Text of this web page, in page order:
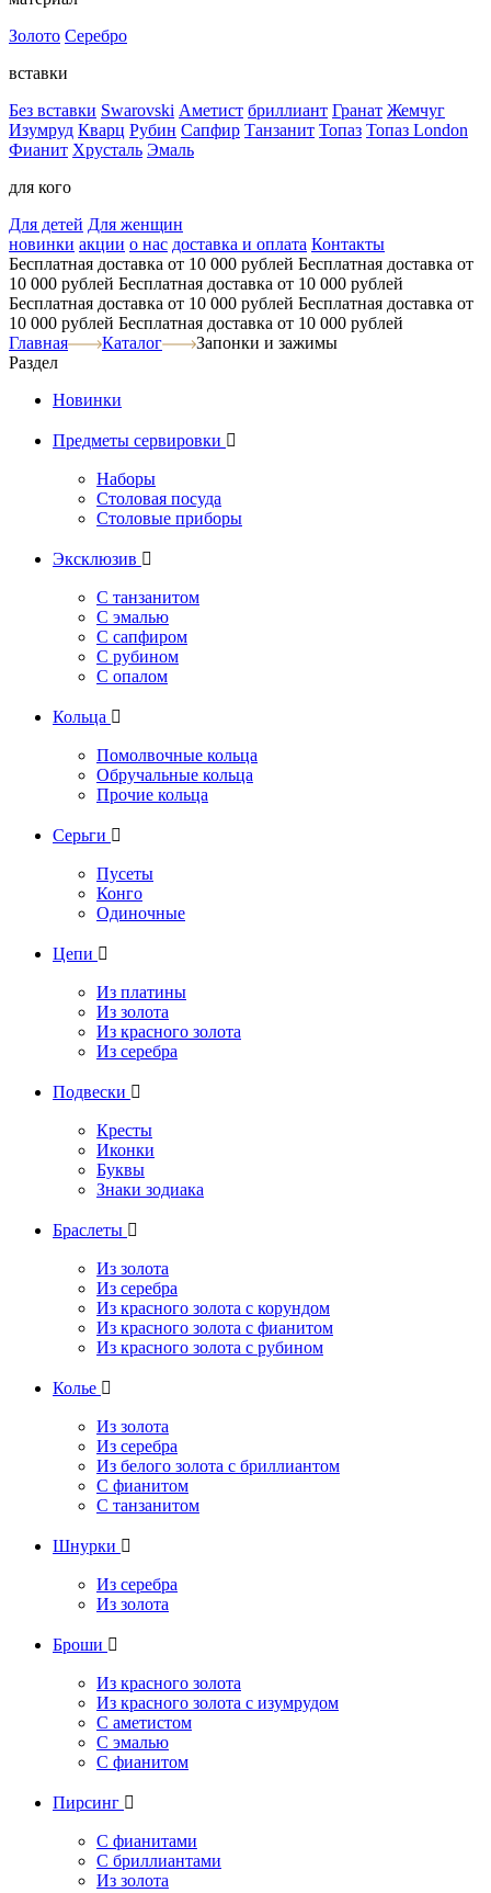
Золото Серебро
вставки
Без вставки Swarovski Аметист бриллиант Гранат Жемчуг
Изумруд Кварц Рубин Сапфир Танзанит Топаз Топаз London
Фианит Хрусталь Эмаль
для кого
Для детей Для женщин
новинки акции о нас доставка и оплата Контакты
Бесплатная доставка от 10 000 рублей Бесплатная доставка от
10 000 рублей Бесплатная доставка от 10 000 рублей
Бесплатная доставка от 10 000 рублей Бесплатная доставка от
10 000 рублей Бесплатная доставка от 10 000 рублей
Главная
Каталог
Запонки и зажимы
Раздел
Новинки
Предметы сервировки 
Наборы
Столовая посуда
Столовые приборы
Эксклюзив 
С танзанитом
С эмалью
С сапфиром
С рубином
С опалом
Кольца 
Помолвочные кольца
Обручальные кольца
Прочие кольца
Серьги 
Пусеты
Конго
Одиночные
Цепи 
Из платины
Из золота
Из красного золота
Из серебра
Подвески 
Кресты
Иконки
Буквы
Знаки зодиака
Браслеты 
Из золота
Из серебра
Из красного золота с корундом
Из красного золота с фианитом
Из красного золота с рубином
Колье 
Из золота
Из серебра
Из белого золота с бриллиантом
С фианитом
С танзанитом
Шнурки 
Из серебра
Из золота
Броши 
Из красного золота
Из красного золота с изумрудом
С аметистом
С эмалью
С фианитом
Пирсинг 
С фианитами
С бриллиантами
Из золота